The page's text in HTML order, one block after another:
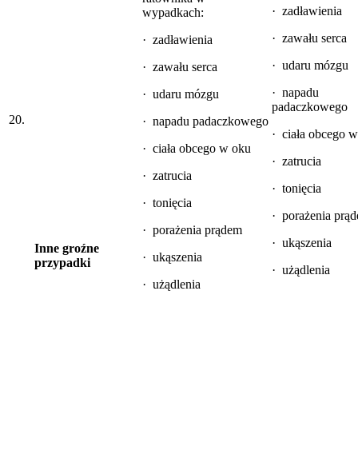
20.
Inne groźne
przypadki
wypadkach:
· zadławienia
· zawału serca
· udaru mózgu
· napadu padaczkowego
· ciała obcego w oku
· zatrucia
· tonięcia
· porażenia prądem
· ukąszenia
· użądlenia
· zadławienia
· zawału serca
· udaru mózgu
· napadu
padaczkowego
· ciała obcego
· zatrucia
· tonięcia
· porażenia
· ukąszenia
· użądlenia